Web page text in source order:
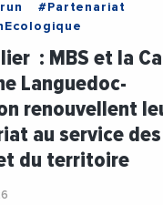
#Partenariat
: MBS et la
Languedoc-
renouvellent
au service des
du territoire